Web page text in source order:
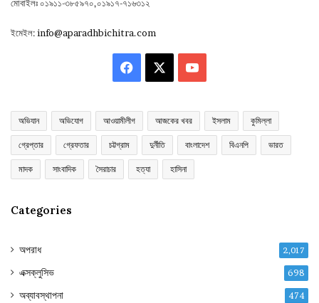
মোবাইলঃ ০১৯১১-৩৮৫৯৭০,০১৯১৭-৭১৬৩১২
ইমেইল:info@aparadhbichitra.com
Facebook YouTube
অভিযান অভিযোগ আওয়ামীলীগ আজকের খবর ইসলাম কুমিল্লা
গ্রেপ্তার গ্রেফতার চট্টগ্রাম দুর্নীতি বাংলাদেশ বিএনপি ভারত
মাদক সাংবাদিক সৈরাচার হত্যা হাসিনা
Categories
অপরাধ 2,017
এক্সক্লুসিভ 698
অব্যাবস্থাপনা 474